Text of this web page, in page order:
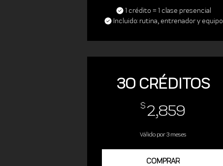
1 crédito = 1 clase presencial
Incluido: rutina, entrenador y equipo
30 CRÉDITOS
$2,859
Válido por 3 meses
COMPRAR